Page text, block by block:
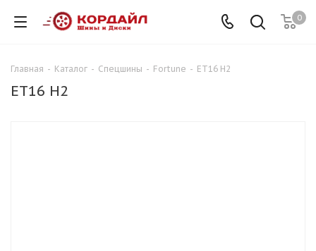
0
Главная - Каталог - Спецшины - Fortune - ET16 H2
ET16 H2